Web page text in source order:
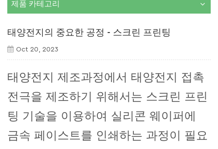
제품 카테고리
태양전지의 중요한 공정 - 스크린 프린팅
Oct 20, 2023
태양전지 제조과정에서 태양전지 접촉
전극을 제조하기 위해서는 스크린 프린
팅 기술을 이용하여 실리콘 웨이퍼에
금속 페이스트를 인쇄하는 과정이 필요